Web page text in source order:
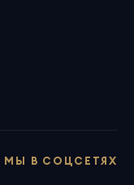
МЫ В СОЦСЕТЯХ